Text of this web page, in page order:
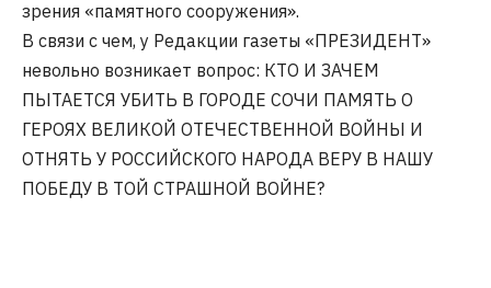
зрения «памятного сооружения».
В связи с чем, у Редакции газеты «ПРЕЗИДЕНТ»
невольно возникает вопрос: КТО И ЗАЧЕМ
ПЫТАЕТСЯ УБИТЬ В ГОРОДЕ СОЧИ ПАМЯТЬ О
ГЕРОЯХ ВЕЛИКОЙ ОТЕЧЕСТВЕННОЙ ВОЙНЫ И
ОТНЯТЬ У РОССИЙСКОГО НАРОДА ВЕРУ В НАШУ
ПОБЕДУ В ТОЙ СТРАШНОЙ ВОЙНЕ?